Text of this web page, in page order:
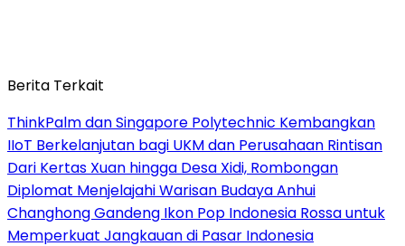
Berita Terkait
ThinkPalm dan Singapore Polytechnic Kembangkan
IIoT Berkelanjutan bagi UKM dan Perusahaan Rintisan
Dari Kertas Xuan hingga Desa Xidi, Rombongan
Diplomat Menjelajahi Warisan Budaya Anhui
Changhong Gandeng Ikon Pop Indonesia Rossa untuk
Memperkuat Jangkauan di Pasar Indonesia